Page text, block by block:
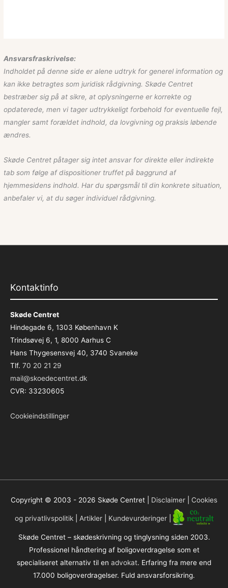
Ansvarsfraskrivelse:
Indholdet på denne side er alene udtryk for generel information og
kan ikke betragtes som juridisk rådgivning. Skøde Centret
bestræber sig på at sikre, at oplysningerne er korrekte og
opdaterede, men vi tager udtrykkeligt forbehold for eventuelle fejl,
mangler samt forældet indhold, da lovgivning og praksis løbende
ændres.
Skøde Centret påtager sig intet ansvar for direkte eller indirekte
tab som følge af dispositioner truffet på baggrund af
hjemmesidens indhold. Har du spørgsmål til din konkrete situation,
anbefaler vi, at du søger individuel rådgivning.
Kontaktinfo
Skøde Centret
Hindegade 6, 1303 København K
Trindsøvej 6, 1, 8000 Aarhus C
Hans Thygesensvej 40, 3740 Svaneke
Tlf. 70 20 21 29
mail@skoedecentret.dk
CVR: 33230605
Cookieindstillinger
Copyright © 2003 - 2026 Skøde Centret Disclaimer Cookies
og privatlivspolitik| Artikler| Kundevurderinger|
Skøde Centret – skødeskrivning og tinglysning siden 2003.
Professionel håndtering af boligoverdragelse som et
specialiseret alternativ til en advokat. Erfaring fra mere end
17.000 boligoverdragelser. Fuld ansvarsforsikring.